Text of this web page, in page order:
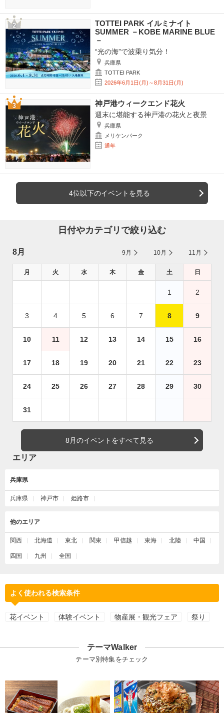
TOTTEI PARK イルミナイト
SUMMER －KOBE MARINE BLUE
－
“光の海”で波乗り気分！
兵庫県
TOTTEI PARK
2026年6月1日(月)～8月31日(月)
神戸港ウィークエンド花火
週末に堪能する神戸港の花火と夜景
兵庫県
メリケンパーク
通年
4位以下のイベントを見る
日付やカテゴリで絞り込む
8月 9月 10月 11月
月 火 水 木 金 土 日
1 2
3 4 5 6 7 8 9
10 11 12 13 14 15 16
17 18 19 20 21 22 23
24 25 26 27 28 29 30
31
8月のイベントをすべて見る
エリア
兵庫県
兵庫県 神戸市 姫路市
他のエリア
関西 北海道 東北 関東 甲信越 東海 北陸 中国
四国 九州 全国
よく使われる検索条件
花イベント 体験イベント 物産展・観光フェア 祭り
テーマWalker
テーマ別特集をチェック